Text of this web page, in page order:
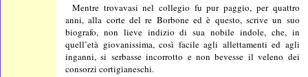
Mentre trovavasi nel collegio fu pur paggio, per quattro
anni, alla corte del re Borbone ed è questo, scrive un suo
biografo, non lieve indizio di sua nobile indole, che, in
quell’età giovanissima, così facile agli allettamenti ed agli
inganni, si serbasse incorrotto e non bevesse il veleno dei
consorzi cortigianeschi.